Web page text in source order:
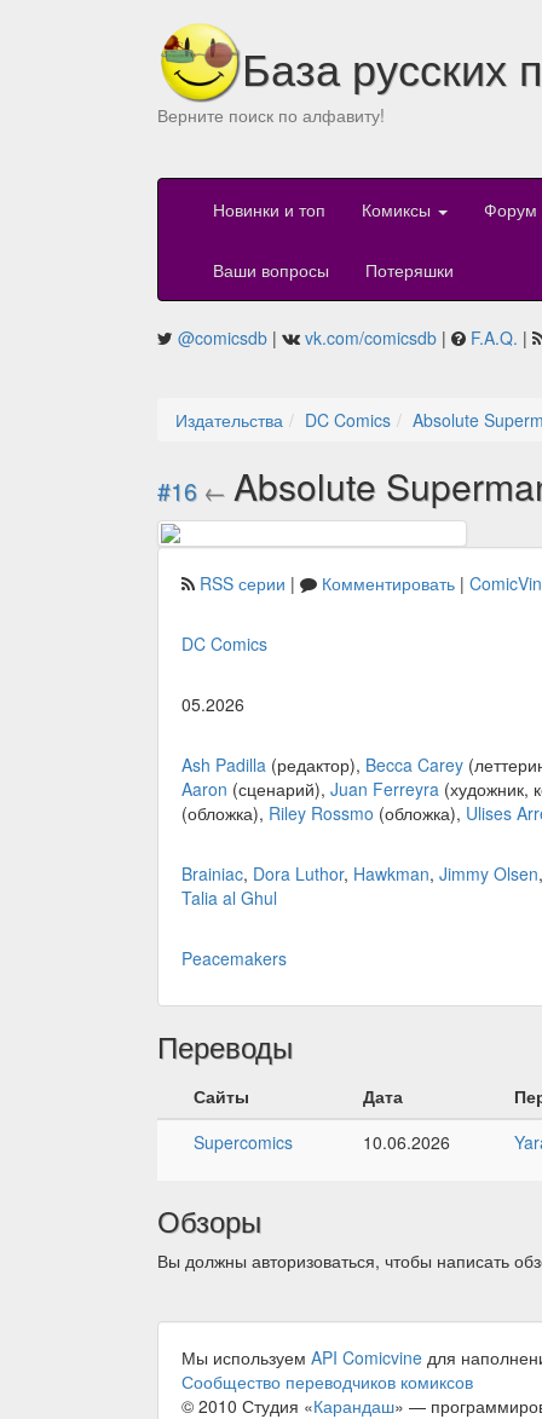
База русских
Верните поиск по алфавиту!
Новинки и топ Комиксы Форум
Ваши вопросы Потеряшки
@comicsdb | vk.com/comicsdb | F.A.Q. |
Издательства DC Comics Absolute
#16 ← Absolute
RSS серии | Комментировать |
DC Comics
05.2026
Ash Padilla (редактор), Becca Carey
Aaron (сценарий), Juan Ferreyra (художник,
(обложка), Riley Rossmo (обложка), Ulises
Brainiac, Dora Luthor, Hawkman, Jimmy Olsen
Talia al Ghul
Peacemakers
Переводы
Сайты Дата
Supercomics
10.06.2026
Обзоры
Вы должны авторизоваться, чтобы написать
Мы используем API Comicvine для
Сообщество переводчиков комиксов
© 2010 Студия «Карандаш» —